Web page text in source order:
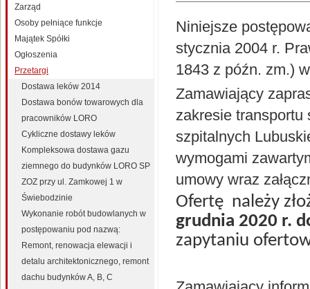
Niniejsze
stycznia 2004 r.
1843 z późn. zm.)
Zamawiający
zakresie transportu
szpitalnych
wymogami
umowy wraz
Ofertę należy
grudnia 2020 r.
zapytaniu
Zarząd
Osoby pełniące funkcje
Majątek Spółki
Ogłoszenia
Przetargi
Dostawa leków 2014
Dostawa bonów towarowych dla
pracowników LORO
Cykliczne dostawy leków
Kompleksowa dostawa gazu
ziemnego do budynków LORO SP
ZOZ przy ul. Zamkowej 1 w
Świebodzinie
Wykonanie robót budowlanych w
postępowaniu pod nazwą:
Remont, renowacja elewacji i
detalu architektonicznego, remont
dachu budynków A, B, C